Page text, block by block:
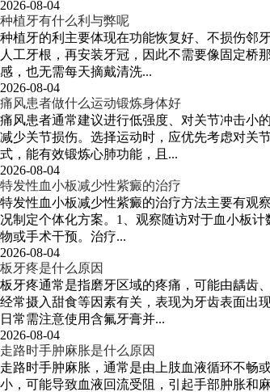
2026-08-04
种植牙有什么利与弊呢
种植牙的利主要体现在功能恢复好、不损伤邻
人工牙根，再安装牙冠，因此不需要像固定桥
感，也无需每天摘戴清洗...
2026-08-04
痛风患者做什么运动锻炼身体好
痛风患者通常建议进行低强度、对关节冲击小
减少关节损伤。选择运动时，应优先考虑对关
式，能有效锻炼心肺功能，且...
2026-08-04
特发性血小板减少性紫癜的治疗
特发性血小板减少性紫癜的治疗方法主要有观
况制定个体化方案。1、观察随访对于血小板
物或手术干预。治疗...
2026-08-04
板牙疼是什么原因
板牙疼通常是指磨牙区域的疼痛，可能由龋齿
经常摄入甜食等因素有关，表现为牙齿表面出
日常需注意使用含氟牙膏并...
2026-08-04
走路时手肿麻胀是什么原因
走路时手肿麻胀，通常是由上肢血液循环不畅
小，可能导致血液回流受阻，引起手部肿胀和